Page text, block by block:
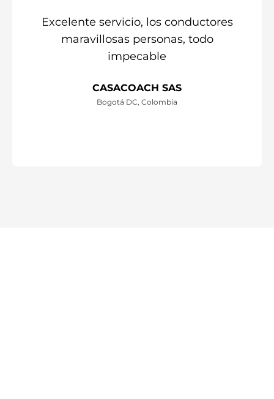
Excelente servicio, los conductores
maravillosas personas, todo
impecable
CASACOACH SAS
Bogotá DC, Colombia